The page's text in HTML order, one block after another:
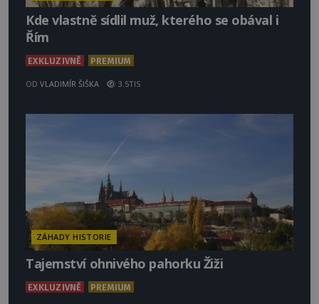
Kde vlastně sídlil muž, kterého se obával i
Řím
EXKLUZIVNĚ PREMIUM
OD VLADIMÍR ŠIŠKA 3.5TIS
ZÁHADY HISTORIE
Tajemství ohnivého pahorku Žiži
EXKLUZIVNĚ PREMIUM